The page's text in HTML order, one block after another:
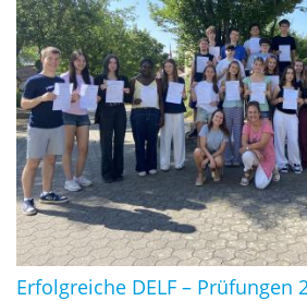
Erfolgreiche DELF – Prüfungen